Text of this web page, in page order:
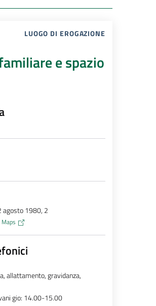
LUOGO DI EROGAZIONE
e spazio
agosto 1980, 2
Maps
allattamento, gravidanza,
gio: 14.00-15.00